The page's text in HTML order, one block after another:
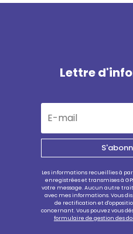
Lettre
Les informations recueillies à
enregistrées et transmises à
votre message. Aucun autre
avec mes informations. Vous
de rectification et
concernant. Vous pouvez vous
formulaire de gestion des